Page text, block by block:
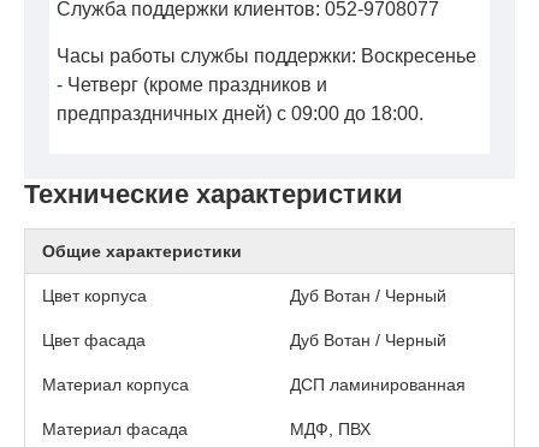
Технические характеристики
Общие характеристики
Цвет корпуса Дуб Вотан / Черный
Цвет фасада Дуб Вотан / Черный
Материал корпуса ДСП ламинированная
Материал фасада МДФ, ПВХ
Служба поддержки клиентов: 052-9708077
Часы работы службы поддержки: Воскресенье
- Четверг (кроме праздников и
предпраздничных дней) с 09:00 до 18:00.